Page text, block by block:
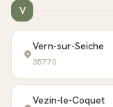
V
Vern-sur-Seiche
35770
Vezin-le-Coquet